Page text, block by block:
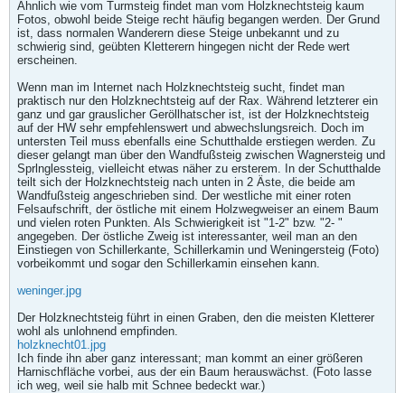
Ähnlich wie vom Turmsteig findet man vom Holzknechtsteig kaum
Fotos, obwohl beide Steige recht häufig begangen werden. Der Grund
ist, dass normalen Wanderern diese Steige unbekannt und zu
schwierig sind, geübten Kletterern hingegen nicht der Rede wert
erscheinen.
Wenn man im Internet nach Holzknechtsteig sucht, findet man
praktisch nur den Holzknechtsteig auf der Rax. Während letzterer ein
ganz und gar grauslicher Geröllhatscher ist, ist der Holzknechtsteig
auf der HW sehr empfehlenswert und abwechslungsreich. Doch im
untersten Teil muss ebenfalls eine Schutthalde erstiegen werden. Zu
dieser gelangt man über den Wandfußsteig zwischen Wagnersteig und
Sprlnglessteig, vielleicht etwas näher zu ersterem. In der Schutthalde
teilt sich der Holzknechtsteig nach unten in 2 Äste, die beide am
Wandfußsteig angeschrieben sind. Der westliche mit einer roten
Felsaufschrift, der östliche mit einem Holzwegweiser an einem Baum
und vielen roten Punkten. Als Schwierigkeit ist "1-2" bzw. "2- "
angegeben. Der östliche Zweig ist interessanter, weil man an den
Einstiegen von Schillerkante, Schillerkamin und Weningersteig (Foto)
vorbeikommt und sogar den Schillerkamin einsehen kann.
weninger.jpg
Der Holzknechtsteig führt in einen Graben, den die meisten Kletterer
wohl als unlohnend empfinden.
holzknecht01.jpg
Ich finde ihn aber ganz interessant; man kommt an einer größeren
Harnischfläche vorbei, aus der ein Baum herauswächst. (Foto lasse
ich weg, weil sie halb mit Schnee bedeckt war.)